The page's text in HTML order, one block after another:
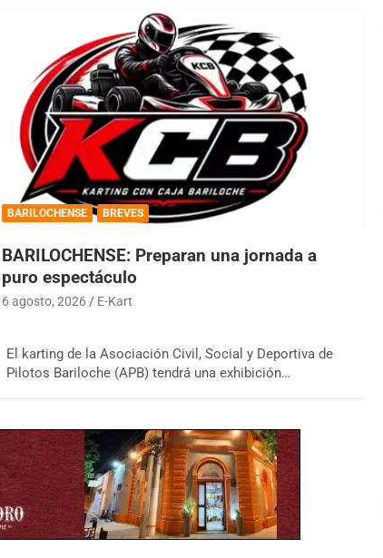
BARILOCHENSE BREVES
BARILOCHENSE: Preparan una jornada a
puro espectáculo
6 agosto, 2026 E-Kart
El karting de la Asociación Civil, Social y Deportiva de
Pilotos Bariloche (APB) tendrá una exhibición…